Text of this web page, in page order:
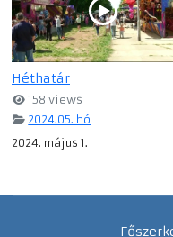
Héthatár
158 views
2024.05. hó
2024. május 1.